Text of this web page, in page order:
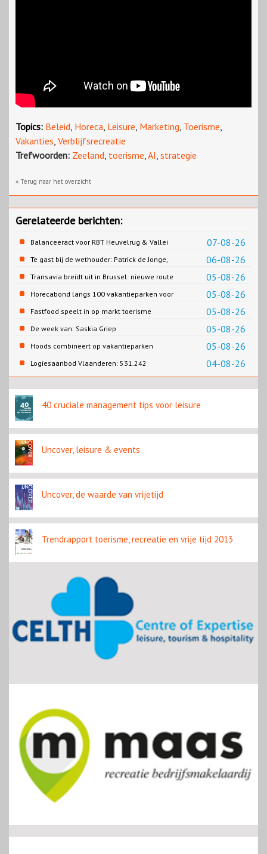
Topics: Beleid, Horeca, Leisure, Marketing, Toerisme,
Vakanties, Verblijfsrecreatie
Trefwoorden: Zeeland, toerisme,AI, strategie
« Terug naar het overzicht
Gerelateerde berichten:
07-08-26
Balanceeract voor RBT Heuvelrug & Vallei
06-08-26
Te gast bij de wethouder: Patrick de Jonge,
Gemeente Emmen
05-08-26
Transavia breidt uit in Brussel: nieuwe route
naar Porto
05-08-26
Horecabond langs 100 vakantieparken voor
Cao-recreatie
05-08-26
Fastfood speelt in op markt toerisme
05-08-26
De week van: Saskia Griep
05-08-26
Hoods combineert op vakantieparken
recreatie en wonen
04-08-26
Logiesaanbod Vlaanderen: 531.242
slaapplaatsen
40 cruciale management tips voor leisure
Uncover, leisure & events
Uncover, de waarde van vrijetijd
Trendrapport toerisme, recreatie en vrije tijd 2013